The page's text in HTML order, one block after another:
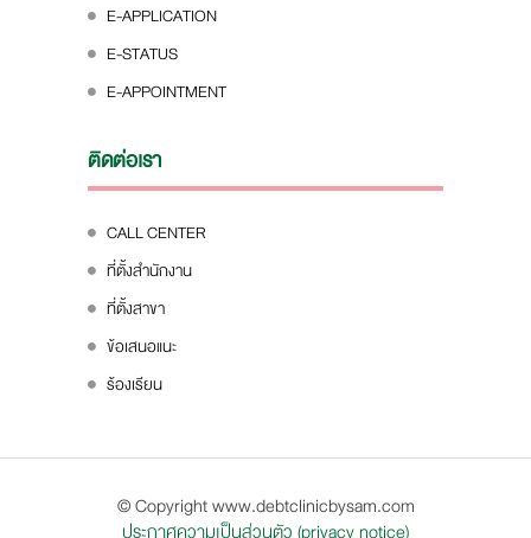
E-APPLICATION
E-STATUS
E-APPOINTMENT
ติดต่อเรา
CALL CENTER
ที่ตั้งสำนักงาน
ที่ตั้งสาขา
ข้อเสนอแนะ
ร้องเรียน
© Copyright www.debtclinicbysam.com